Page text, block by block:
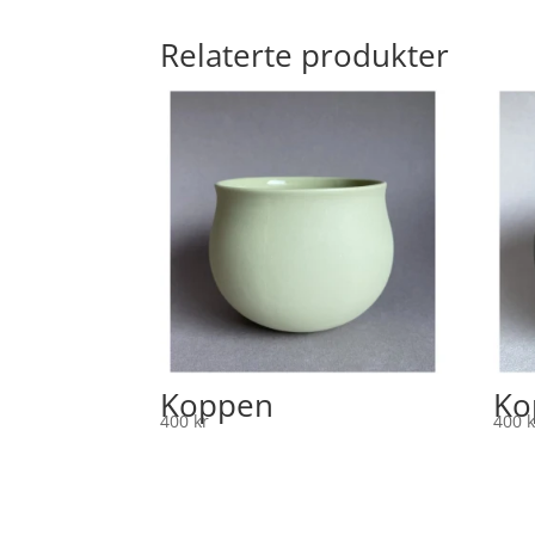
Relaterte produkter
Koppen
400kr 400